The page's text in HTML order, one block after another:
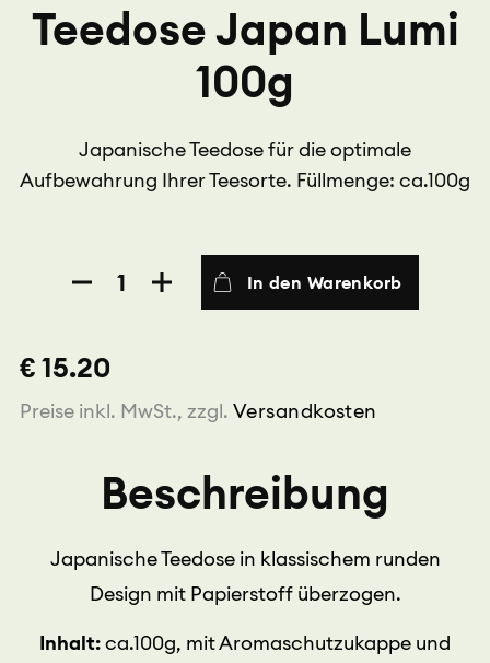
Teedose Japan Lumi
100g
Japanische Teedose für die optimale
Aufbewahrung Ihrer Teesorte. Füllmenge: ca.100g
Teedose
Japan
Menge
In den Warenkorb
€ 15.20
Preise inkl. MwSt., zzgl. Versandkosten
Beschreibung
Japanische Teedose in klassischem runden
Design mit Papierstoff überzogen.
Inhalt:ca.100g, mit Aromaschutzukappe und